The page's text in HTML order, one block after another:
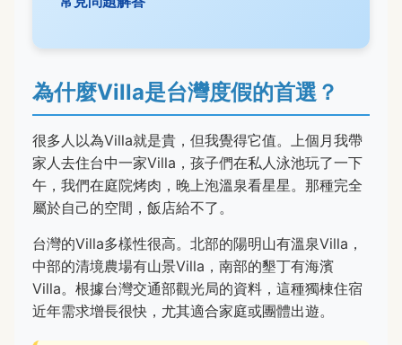
為什麼Villa是台灣度假的首選？
很多人以為Villa就是貴，但我覺得它值。上個月我帶
家人去住台中一家Villa，孩子們在私人泳池玩了一下
午，我們在庭院烤肉，晚上泡溫泉看星星。那種完全
屬於自己的空間，飯店給不了。
台灣的Villa多樣性很高。北部的陽明山有溫泉Villa，
中部的清境農場有山景Villa，南部的墾丁有海濱
Villa。根據台灣交通部觀光局的資料，這種獨棟住宿
近年需求增長很快，尤其適合家庭或團體出遊。